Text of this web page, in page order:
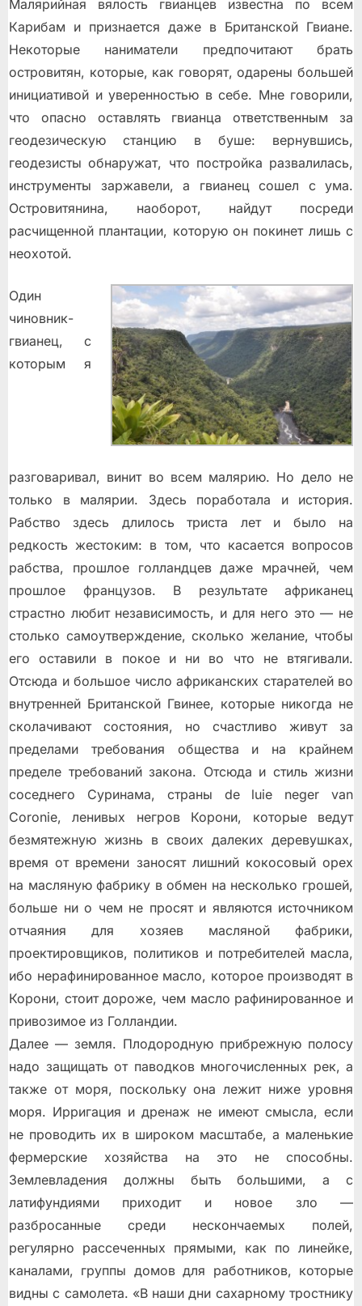
Малярийная вялость гвианцев известна по всем
Карибам и признается даже в Британской Гвиане.
Некоторые наниматели предпочитают брать
островитян, которые, как говорят, одарены большей
инициативой и уверенностью в себе. Мне говорили,
что опасно оставлять гвианца ответственным за
геодезическую станцию в буше: вернувшись,
геодезисты обнаружат, что постройка развалилась,
инструменты заржавели, а гвианец сошел с ума.
Островитянина, наоборот, найдут посреди
расчищенной плантации, которую он покинет лишь с
неохотой.
Один
чиновник-
гвианец, с
которым я
разговаривал, винит во всем малярию. Но дело не
только в малярии. Здесь поработала и история.
Рабство здесь длилось триста лет и было на
редкость жестоким: в том, что касается вопросов
рабства, прошлое голландцев даже мрачней, чем
прошлое французов. В результате африканец
страстно любит независимость, и для него это — не
столько самоутверждение, сколько желание, чтобы
его оставили в покое и ни во что не втягивали.
Отсюда и большое число африканских старателей во
внутренней Британской Гвинее, которые никогда не
сколачивают состояния, но счастливо живут за
пределами требования общества и на крайнем
пределе требований закона. Отсюда и стиль жизни
соседнего Суринама, страны de luie neger van
Coronie, ленивых негров Корони, которые ведут
безмятежную жизнь в своих далеких деревушках,
время от времени заносят лишний кокосовый орех
на масляную фабрику в обмен на несколько грошей,
больше ни о чем не просят и являются источником
отчаяния для хозяев масляной фабрики,
проектировщиков, политиков и потребителей масла,
ибо нерафинированное масло, которое производят в
Корони, стоит дороже, чем масло рафинированное и
привозимое из Голландии.
Далее — земля. Плодородную прибрежную полосу
надо защищать от паводков многочисленных рек, а
также от моря, поскольку она лежит ниже уровня
моря. Ирригация и дренаж не имеют смысла, если
не проводить их в широком масштабе, а маленькие
фермерские хозяйства на это не способны.
Землевладения должны быть большими, а с
латифундиями приходит и новое зло —
разбросанные среди нескончаемых полей,
регулярно рассеченных прямыми, как по линейке,
каналами, группы домов для работников, которые
видны с самолета. «В наши дни сахарному тростнику